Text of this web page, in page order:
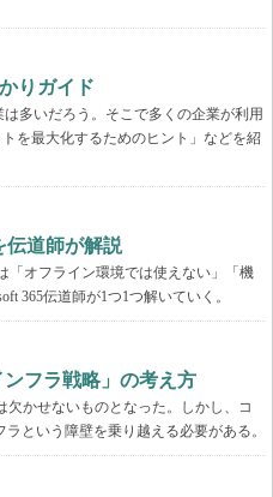
りガイド
多いだろう。そこで多くの企業が利用
を最大化するためのヒント」などを紹
道師が解説
「オフライン環境では使えない」「機
365伝道師が1つ1つ解いていく。
フラ戦略」の考え方
かせないものとなった。しかし、コ
という障壁を乗り越える必要がある。